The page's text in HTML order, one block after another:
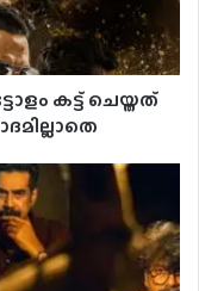
കട്ട് ചെയ്തത്